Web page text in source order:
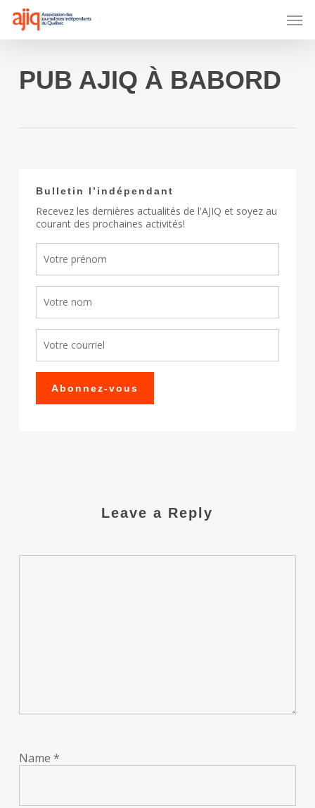
main
content
PUB AJIQ À BABORD
Bulletin l’indépendant
Recevez les dernières actualités de l'AJIQ et soyez au
courant des prochaines activités!
Leave a Reply
Name *